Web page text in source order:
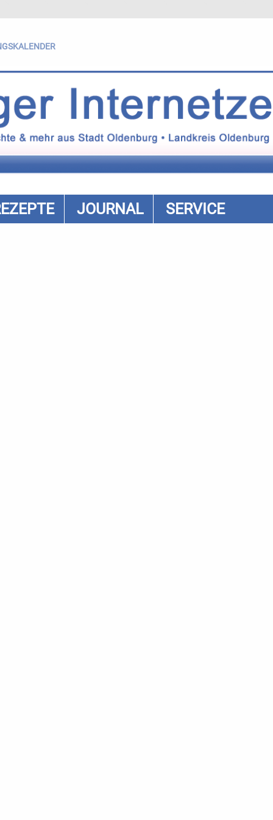
JOURNAL SERVICE